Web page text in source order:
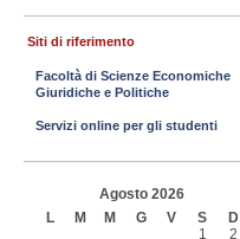
Siti di riferimento
Facoltà di Scienze Economiche
Giuridiche e Politiche
Servizi online per gli studenti
Agosto 2026
L
M M G V S
D
1
2